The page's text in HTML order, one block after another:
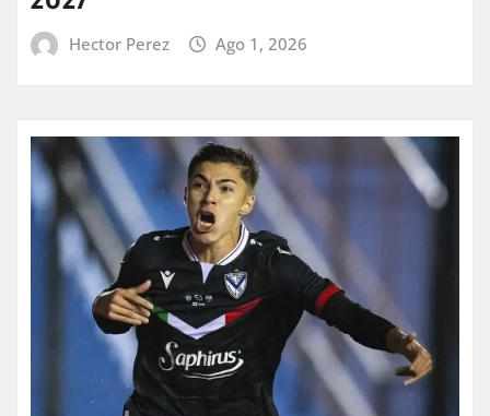
Hector Perez Ago 1, 2026